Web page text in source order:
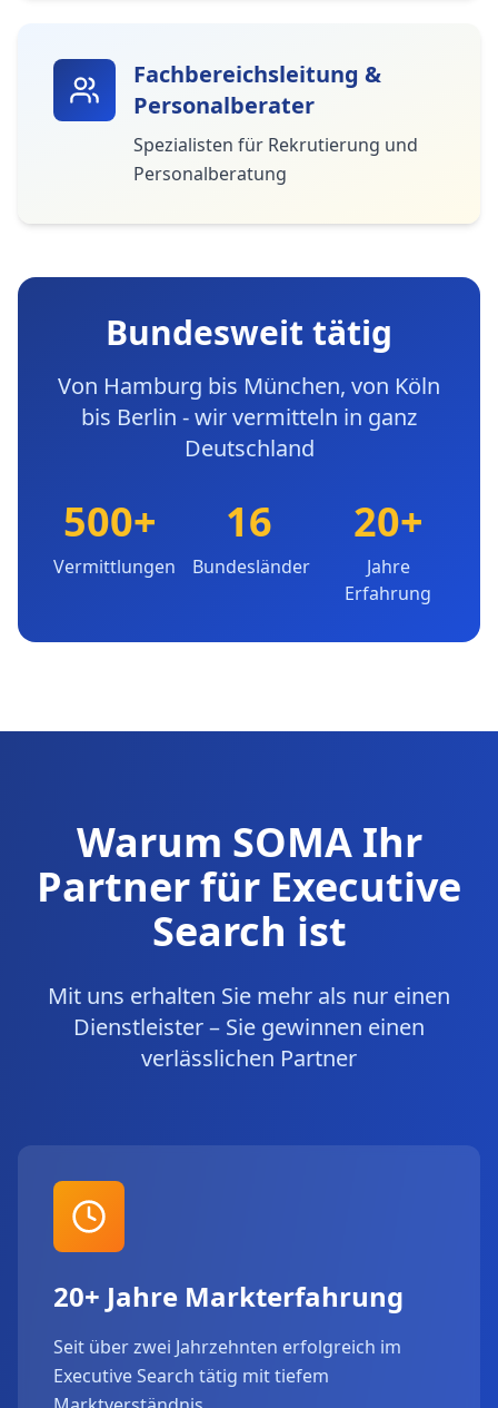
Fachbereichsleitung &
Personalberater
Spezialisten für Rekrutierung und
Personalberatung
Bundesweit tätig
Von Hamburg bis München, von Köln
bis Berlin - wir vermitteln in ganz
Deutschland
500+
Vermittlungen
16
Bundesländer
20+
Jahre
Erfahrung
Warum SOMA Ihr
Partner für Executive
Search ist
Mit uns erhalten Sie mehr als nur einen
Dienstleister – Sie gewinnen einen
verlässlichen Partner
20+ Jahre Markterfahrung
Seit über zwei Jahrzehnten erfolgreich im
Executive Search tätig mit tiefem